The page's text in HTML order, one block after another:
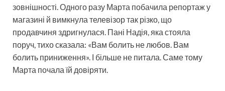
зовнішності. Одного разу Марта побачила репортаж у
магазині й вимкнула телевізор так різко, що
продавчиня здригнулася. Пані Надія, яка стояла
поруч, тихо сказала: «Вам болить не любов. Вам
болить приниження». І більше не питала. Саме тому
Марта почала їй довіряти.